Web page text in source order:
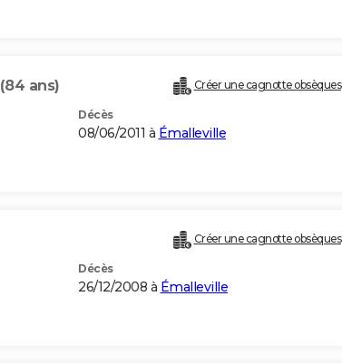
(84 ans) Créer une cagnotte obsèques
Décès
08/06/2011 à Émalleville
Créer une cagnotte obsèques
Décès
26/12/2008 à Émalleville